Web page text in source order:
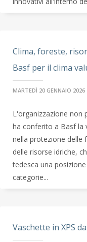
Clima, foreste,
Basf per il clima
MARTEDÌ 20 GENNAIO 2026
L'organizzazione non
ha conferito a Basf la
nella protezione delle
delle risorse idriche,
tedesca una
categorie...
Vaschette in XPS